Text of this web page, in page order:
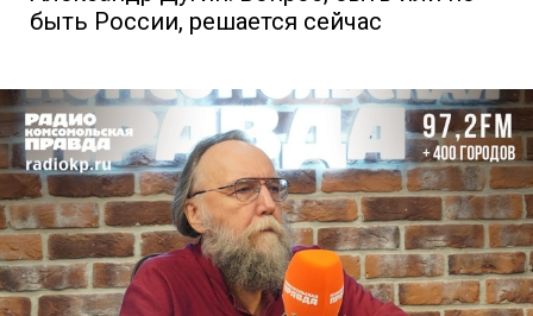
быть России, решается сейчас